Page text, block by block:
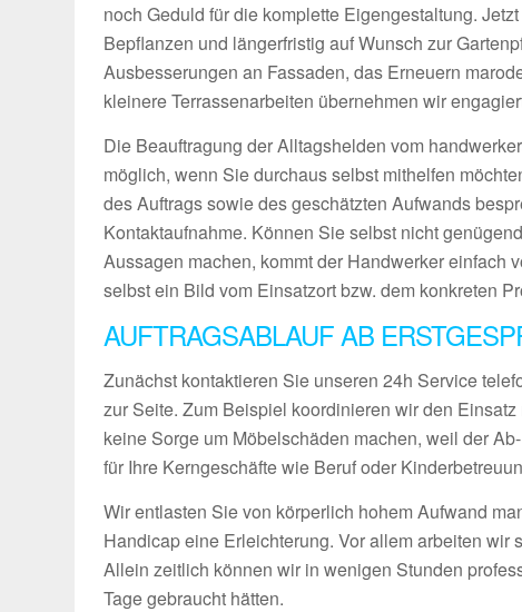
noch Geduld für die komplette Eigengestaltung.
Bepflanzen und längerfristig auf Wunsch zur
Ausbesserungen an Fassaden, das Erneuern
kleinere Terrassenarbeiten übernehmen wir
Die Beauftragung der Alltagshelden vom
möglich, wenn Sie durchaus selbst mithelfen
des Auftrags sowie des geschätzten Aufwands
Kontaktaufnahme. Können Sie selbst nicht
Aussagen machen, kommt der Handwerker einfach
selbst ein Bild vom Einsatzort bzw. dem konkreten
AUFTRAGSABLAUF AB
Zunächst kontaktieren Sie unseren 24h Service
zur Seite. Zum Beispiel koordinieren wir den
keine Sorge um Möbelschäden machen, weil der
für Ihre Kerngeschäfte wie Beruf oder
Wir entlasten Sie von körperlich hohem Aufwand
Handicap eine Erleichterung. Vor allem arbeiten wir
Allein zeitlich können wir in wenigen Stunden
Tage gebraucht hätten.